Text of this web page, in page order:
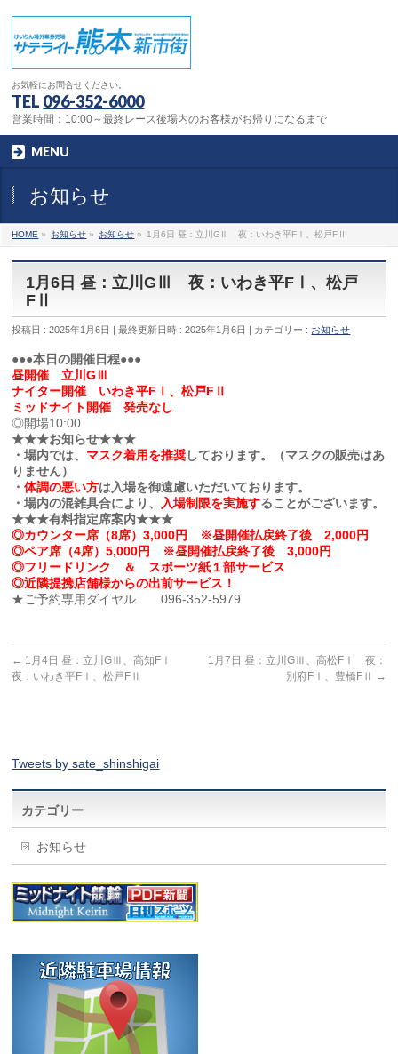
お気軽にお問合せください。
TEL 096-352-6000
営業時間：10:00～最終レース後場内のお客様がお帰りになるまで
MENU
お知らせ
HOME » お知らせ » お知らせ » 1月6日 昼：立川GⅢ 夜：いわき平FⅠ、松戸FⅡ
1月6日 昼：立川GⅢ 夜：いわき平FⅠ、松戸
FⅡ
投稿日 : 2025年1月6日 最終更新日時 : 2025年1月6日 カテゴリー : お知らせ
●●●本日の開催日程●●●
昼開催 立川GⅢ
ナイター開催 いわき平FⅠ、松戸FⅡ
ミッドナイト開催 発売なし
◎開場10:00
★★★お知らせ★★★
・場内では、 マスク着用を推奨しております。（マスクの販売はあ
りません）
・体調の悪い方は入場を御遠慮いただいております。
・場内の混雑具合により、
入場制限を実施することがございます。
★★★有料指定席案内★★★
◎カウンター席（8席）3,000円 ※昼開催払戻終了後 2,000円
◎ペア席（4席）5,000円 ※昼開催払戻終了後 3,000円
◎フリードリンク ＆ スポーツ紙１部サービス
◎近隣提携店舗様からの出前サービス！
★ご予約専用ダイヤル 096-352-5979
← 1月4日 昼：立川GⅢ、高知FⅠ
夜：いわき平FⅠ、松戸FⅡ
1月7日 昼：立川GⅢ、高松FⅠ 夜：
別府FⅠ、豊橋FⅡ
→
Tweets by sate_shinshigai
カテゴリー
お知らせ